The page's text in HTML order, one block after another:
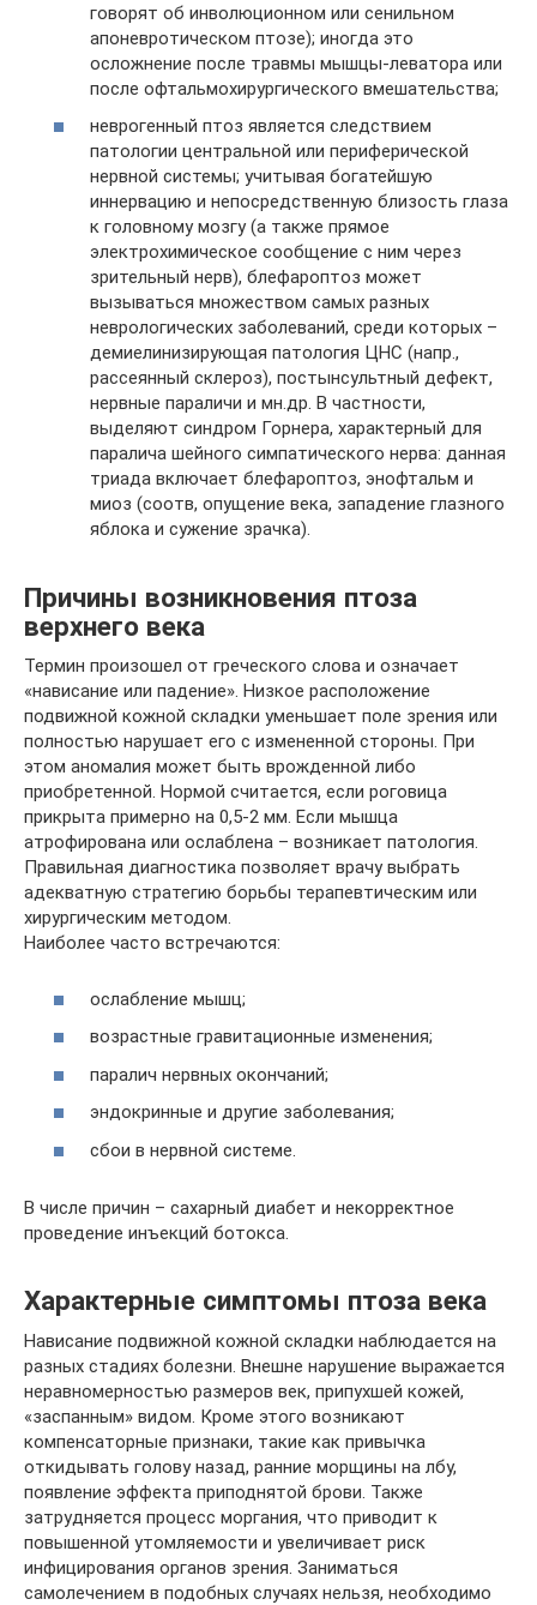
говорят об инволюционном или сенильном
апоневротическом птозе); иногда это
осложнение после травмы мышцы-леватора или
после офтальмохирургического вмешательства;
неврогенный птоз является следствием
патологии центральной или периферической
нервной системы; учитывая богатейшую
иннервацию и непосредственную близость глаза
к головному мозгу (а также прямое
электрохимическое сообщение с ним через
зрительный нерв), блефароптоз может
вызываться множеством самых разных
неврологических заболеваний, среди которых –
демиелинизирующая патология ЦНС (напр.,
рассеянный склероз), постынсультный дефект,
нервные параличи и мн.др. В частности,
выделяют синдром Горнера, характерный для
паралича шейного симпатического нерва: данная
триада включает блефароптоз, энофтальм и
миоз (соотв, опущение века, западение глазного
яблока и сужение зрачка).
Причины возникновения птоза
верхнего века
Термин произошел от греческого слова и означает
«нависание или падение». Низкое расположение
подвижной кожной складки уменьшает поле зрения или
полностью нарушает его с измененной стороны. При
этом аномалия может быть врожденной либо
приобретенной. Нормой считается, если роговица
прикрыта примерно на 0,5-2 мм. Если мышца
атрофирована или ослаблена – возникает патология.
Правильная диагностика позволяет врачу выбрать
адекватную стратегию борьбы терапевтическим или
хирургическим методом.
Наиболее часто встречаются:
ослабление мышц;
возрастные гравитационные изменения;
паралич нервных окончаний;
эндокринные и другие заболевания;
сбои в нервной системе.
В числе причин – сахарный диабет и некорректное
проведение инъекций ботокса.
Характерные симптомы птоза века
Нависание подвижной кожной складки наблюдается на
разных стадиях болезни. Внешне нарушение выражается
неравномерностью размеров век, припухшей кожей,
«заспанным» видом. Кроме этого возникают
компенсаторные признаки, такие как привычка
откидывать голову назад, ранние морщины на лбу,
появление эффекта приподнятой брови. Также
затрудняется процесс моргания, что приводит к
повышенной утомляемости и увеличивает риск
инфицирования органов зрения. Заниматься
самолечением в подобных случаях нельзя, необходимо